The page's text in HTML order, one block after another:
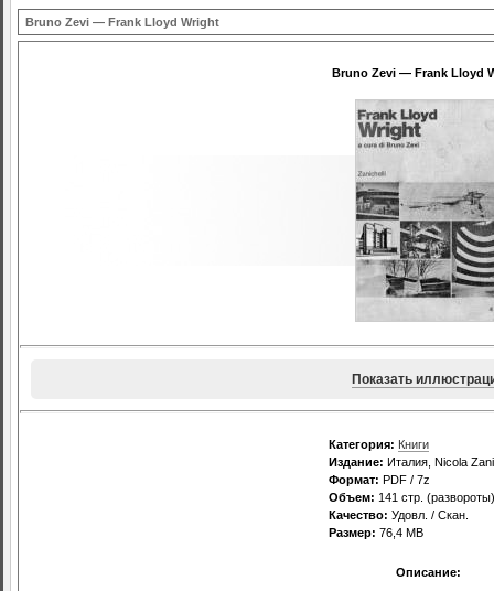
Bruno Zevi — Frank Lloyd Wright
Bruno Zevi — Frank Lloyd
Показать
Категория: Книги
Издание: Италия, Nicola
Формат: PDF / 7z
Объем: 141 стр. (развороты)
Качество: Удовл. / Скан.
Размер: 76,4 MB
Описание: